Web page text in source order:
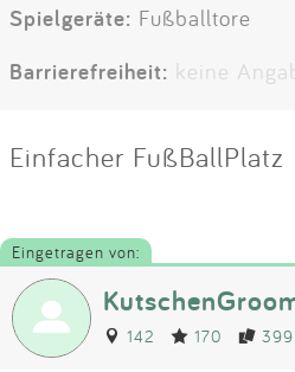
Spielgeräte: Fußballtore
Barrierefreiheit: keine
Einfacher FußBallPlatz
Eingetragen von:
142 170 399